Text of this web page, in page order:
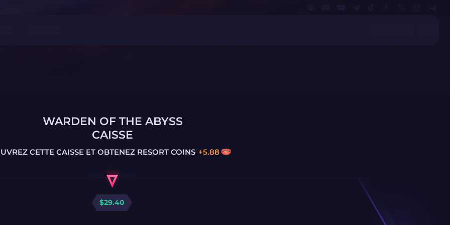
WARDEN OF THE ABYSS
CAISSE
CETTE CAISSE ET OBTENEZ RESORT COINS +5.88
$29.40